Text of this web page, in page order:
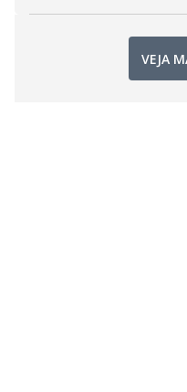
VEJA